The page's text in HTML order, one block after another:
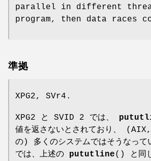
parallel in different
program, then data races
準拠
XPG2, SVr4.
XPG2 と SVID 2 では、
値を返さないとされており、
の) 多くのシステムではそうなって
では、上述の pututline() と同